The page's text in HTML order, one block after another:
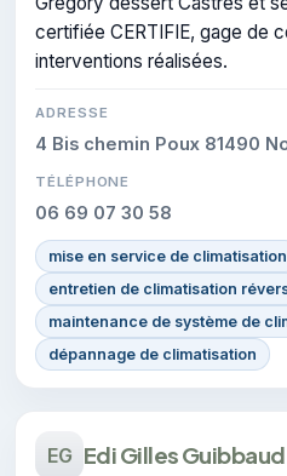
certifiée CERTIFIE, gage de
interventions réalisées.
ADRESSE
4 Bis chemin Poux 81490
TÉLÉPHONE
06 69 07 30 58
mise en service de climatisation
entretien de climatisation
maintenance de système de
dépannage de climatisation
EG Edi Gilles Guibbaud